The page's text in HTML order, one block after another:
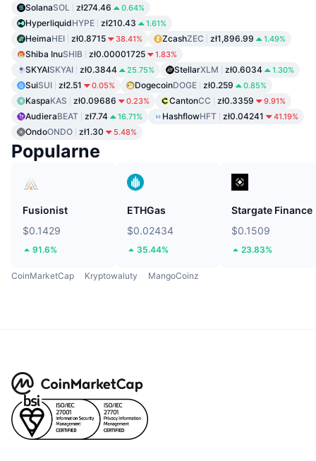
SolanaSOL zł274.46 0.64%
HyperliquidHYPE zł210.43 1.61%
HeimaHEI zł0.8715 38.41% ZcashZEC zł1,896.99 1.49%
Shiba InuSHIB zł0.00001725 1.83%
SKYAISKYAI zł0.3844 25.75% StellarXLM zł0.6034 1.30%
SuiSUI zł2.51 0.05% DogecoinDOGE zł0.259 0.85%
KaspaKAS zł0.09686 0.23% CantonCC zł0.3359 9.91%
AudieraBEAT zł7.74 16.71% HashflowHFT zł0.04241 41.19%
OndoONDO zł1.30 5.48%
Popularne
Fusionist
$0.1429
91.6%
ETHGas
$0.02434
35.44%
Stargate Finance
$0.1509
23.83%
CoinMarketCap Kryptowaluty MangoCoinz